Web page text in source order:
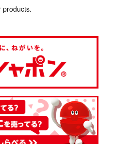
products.